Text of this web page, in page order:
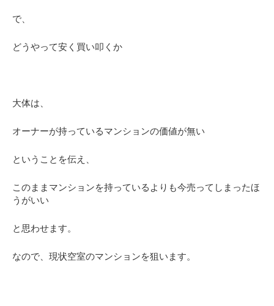
で、
どうやって安く買い叩くか
大体は、
オーナーが持っているマンションの価値が無い
ということを伝え、
このままマンションを持っているよりも今売ってしまったほ
うがいい
と思わせます。
なので、現状空室のマンションを狙います。